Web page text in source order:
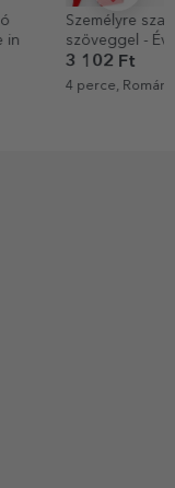
érem
Fehér alapú
fotóval és
személyre
6 363 Ft
4 perce,